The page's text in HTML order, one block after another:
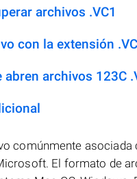
archivos .VC1
con la extensión
archivos 123C
comúnmente
El formato de